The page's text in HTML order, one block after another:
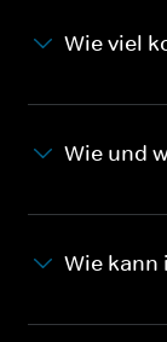
Wie viel
Wie und
Wie kann